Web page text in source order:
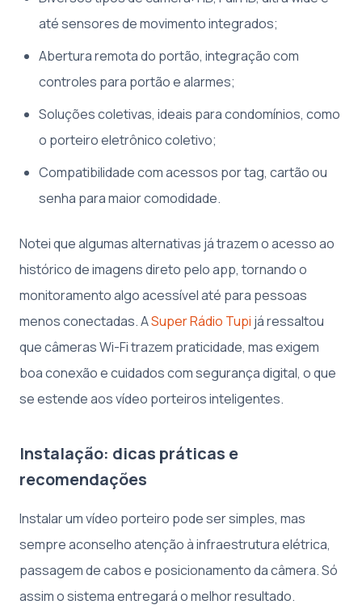
até sensores de movimento integrados;
Abertura remota do portão, integração com
controles para portão e alarmes;
Soluções coletivas, ideais para condomínios, como
o porteiro eletrônico coletivo;
Compatibilidade com acessos por tag, cartão ou
senha para maior comodidade.
Notei que algumas alternativas já trazem o acesso ao
histórico de imagens direto pelo app, tornando o
monitoramento algo acessível até para pessoas
menos conectadas. ASuper Rádio Tupi já ressaltou
que câmeras Wi-Fi trazem praticidade, mas exigem
boa conexão e cuidados com segurança digital, o que
se estende aos vídeo porteiros inteligentes.
Instalação: dicas práticas e
recomendações
Instalar um vídeo porteiro pode ser simples, mas
sempre aconselho atenção à infraestrutura elétrica,
passagem de cabos e posicionamento da câmera. Só
assim o sistema entregará o melhor resultado.